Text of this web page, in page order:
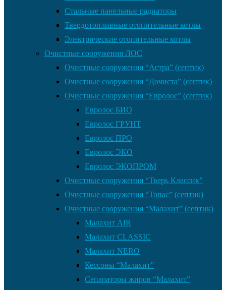
Стальные панельные радиаторы
Твердотопливные отопительные котлы
Электрические отопительные котлы
Очистные сооружения ЛОС
Очистные сооружения “Астра” (септик)
Очистные сооружения “Дочиста” (септик)
Очистные сооружения “Евролос” (септик)
Евролос БИО
Евролос ГРУНТ
Евролос ПРО
Евролос ЭКО
Евролос ЭКОПРОМ
Очистные сооружения “Тверь Классик”
Очистные сооружения “Топас” (септик)
Очистные сооружения “Малахит” (септик)
Малахит AIR
Малахит CLASSIC
Малахит NERO
Кессоны “Малахит”
Сепараторы жиров “Малахит”